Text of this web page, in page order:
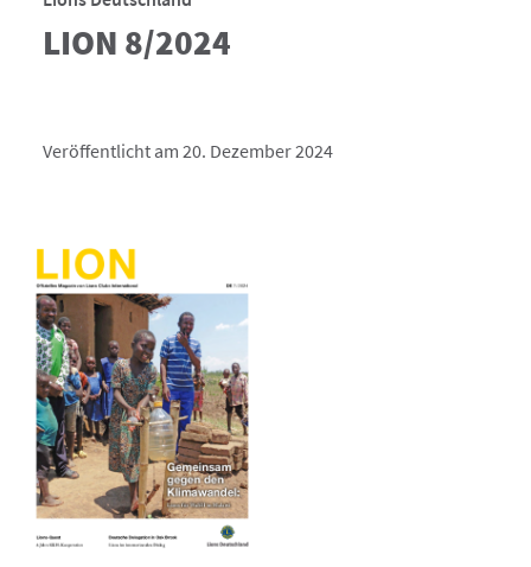
LION 8/2024
Veröffentlicht am 20. Dezember 2024